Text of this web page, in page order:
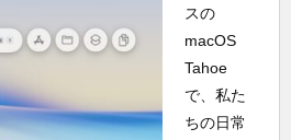
スの
macOS
Tahoe
で、私た
ちの日常